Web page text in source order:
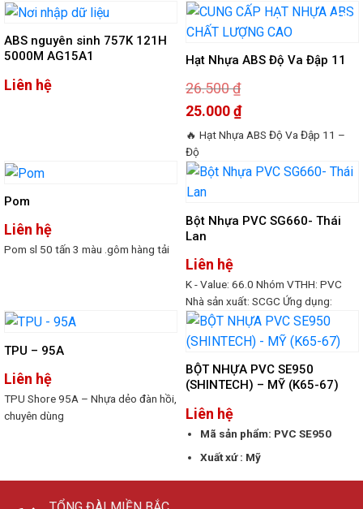
25.000 ₫.
ABS nguyên sinh 757K 121H
5000M AG15A1
Liên hệ
-6%
Hạt Nhựa ABS Độ Va Đập 11
26.500₫
Giá
gốc
là:
26.500 ₫.
25.000₫
Giá
hiện
tại
là:
25.000 ₫.
🔥 Hạt Nhựa ABS Độ Va Đập 11 –
Độ
Pom
Liên hệ
Pom sl 50 tấn 3 màu .gôm hàng tải
Bột Nhựa PVC SG660- Thái
Lan
Liên hệ
K - Value: 66.0 Nhóm VTHH: PVC
Nhà sản xuất: SCGC Ứng dụng:
TPU – 95A
Liên hệ
TPU Shore 95A – Nhựa dẻo đàn hồi,
chuyên dùng
BỘT NHỰA PVC SE950
(SHINTECH) – MỸ (K65-67)
Liên hệ
Mã sản phẩm: PVC SE950
Xuất xứ : Mỹ